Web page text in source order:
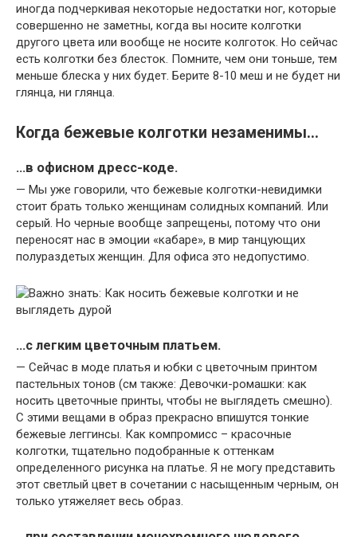
иногда подчеркивая некоторые недостатки ног, которые
совершенно не заметны, когда вы носите колготки
другого цвета или вообще не носите колготок. Но сейчас
есть колготки без блесток. Помните, чем они тоньше, тем
меньше блеска у них будет. Берите 8-10 меш и не будет ни
глянца, ни глянца.
Когда бежевые колготки незаменимы…
…в офисном дресс-коде.
— Мы уже говорили, что бежевые колготки-невидимки
стоит брать только женщинам солидных компаний. Или
серый. Но черные вообще запрещены, потому что они
переносят нас в эмоции «кабаре», в мир танцующих
полураздетых женщин. Для офиса это недопустимо.
…с легким цветочным платьем.
— Сейчас в моде платья и юбки с цветочным принтом
пастельных тонов (см также: Девочки-ромашки: как
носить цветочные принты, чтобы не выглядеть смешно).
С этими вещами в образ прекрасно впишутся тонкие
бежевые леггинсы. Как компромисс – красочные
колготки, тщательно подобранные к оттенкам
определенного рисунка на платье. Я не могу представить
этот светлый цвет в сочетании с насыщенным черным, он
только утяжеляет весь образ.